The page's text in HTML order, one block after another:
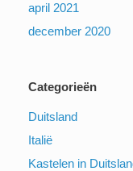
april 2021
december 2020
Categorieën
Duitsland
Italië
Kastelen in